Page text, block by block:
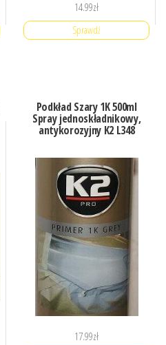
14.99zł
Sprawdź
Podkład Szary 1K 500ml
Spray jednoskładnikowy,
antykorozyjny K2 L348
17.99zł